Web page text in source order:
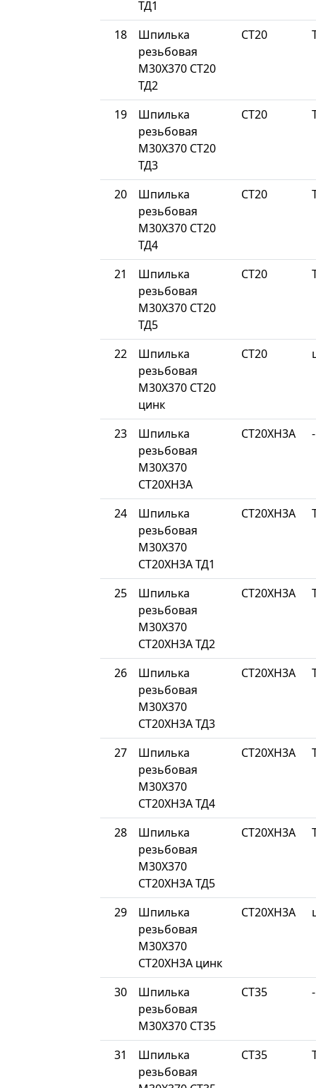
ТД1
18
Шпилька
резьбовая
М30Х370 СТ20
ТД2
СТ20
19
Шпилька
резьбовая
М30Х370 СТ20
ТД3
СТ20
20
Шпилька
резьбовая
М30Х370 СТ20
ТД4
СТ20
21
Шпилька
резьбовая
М30Х370 СТ20
ТД5
СТ20
22
Шпилька
резьбовая
М30Х370 СТ20
цинк
СТ20
23
Шпилька
резьбовая
М30Х370
СТ20ХН3А
СТ20ХН3А -
24
Шпилька
резьбовая
М30Х370
СТ20ХН3А ТД1
СТ20ХН3А
25
Шпилька
резьбовая
М30Х370
СТ20ХН3А ТД2
СТ20ХН3А
26
Шпилька
резьбовая
М30Х370
СТ20ХН3А ТД3
СТ20ХН3А
27
Шпилька
резьбовая
М30Х370
СТ20ХН3А ТД4
СТ20ХН3А
28
Шпилька
резьбовая
М30Х370
СТ20ХН3А ТД5
СТ20ХН3А
29
Шпилька
резьбовая
М30Х370
СТ20ХН3А цинк
СТ20ХН3А
30
Шпилька
резьбовая
М30Х370 СТ35
СТ35 -
31
Шпилька
резьбовая
СТ35